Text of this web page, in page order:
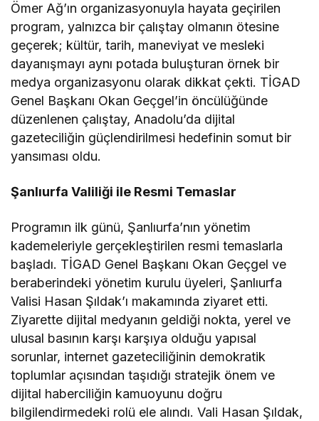
Ömer Ağ’ın organizasyonuyla hayata geçirilen
program, yalnızca bir çalıştay olmanın ötesine
geçerek; kültür, tarih, maneviyat ve mesleki
dayanışmayı aynı potada buluşturan örnek bir
medya organizasyonu olarak dikkat çekti. TİGAD
Genel Başkanı Okan Geçgel’in öncülüğünde
düzenlenen çalıştay, Anadolu’da dijital
gazeteciliğin güçlendirilmesi hedefinin somut bir
yansıması oldu.
Şanlıurfa Valiliği ile Resmi Temaslar
Programın ilk günü, Şanlıurfa’nın yönetim
kademeleriyle gerçekleştirilen resmi temaslarla
başladı. TİGAD Genel Başkanı Okan Geçgel ve
beraberindeki yönetim kurulu üyeleri, Şanlıurfa
Valisi Hasan Şıldak’ı makamında ziyaret etti.
Ziyarette dijital medyanın geldiği nokta, yerel ve
ulusal basının karşı karşıya olduğu yapısal
sorunlar, internet gazeteciliğinin demokratik
toplumlar açısından taşıdığı stratejik önem ve
dijital haberciliğin kamuoyunu doğru
bilgilendirmedeki rolü ele alındı. Vali Hasan Şıldak,